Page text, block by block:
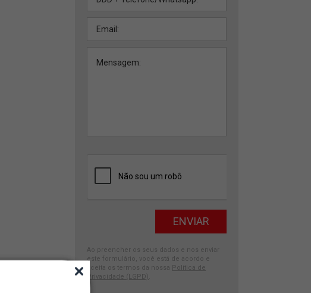
Ao preencher os seus dados e nos enviar
este formulário, você está de acordo e
aceita os termos da nossa
Política de
Privacidade (LGPD)